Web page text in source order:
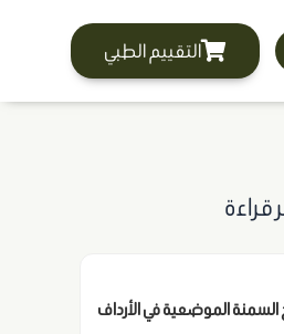
التقييم الطبي
قراءة
السمنة الموضعية في الأرداف